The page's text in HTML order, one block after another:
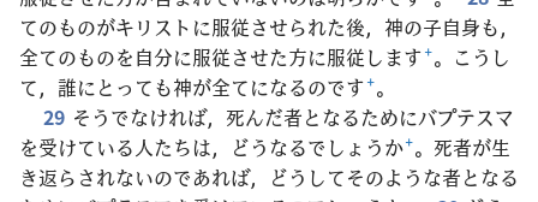
てのものがキリストに服従させられた後，神の子自身も，
全てのものを自分に服従させた方に服従します+。こうし
て，誰にとっても神が全てになるのです+。
29 そうでなければ，死んだ者となるためにバプテスマ
を受けている人たちは，どうなるでしょうか+。死者が生
き返らされないのであれば，どうしてそのような者となる